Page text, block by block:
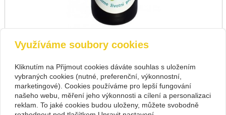
předchozí zpět
Kontakt
PIVOVARIUM.CZ s.r.o.
Na Cihlářce 2766/22 , Praha 5
14199572
+420 734 846 489
+420 603 807 831
pivovarium@pivovarium.cz
Využíváme soubory cookies
Kliknutím na Přijmout cookies dáváte souhlas s uložením
vybraných cookies (nutné, preferenční, výkonnostní,
marketingové). Cookies používáme pro lepší fungování
našeho webu, měření jeho výkonnosti a cílení a personalizaci
reklam. To jaké cookies budou uloženy, můžete svobodně